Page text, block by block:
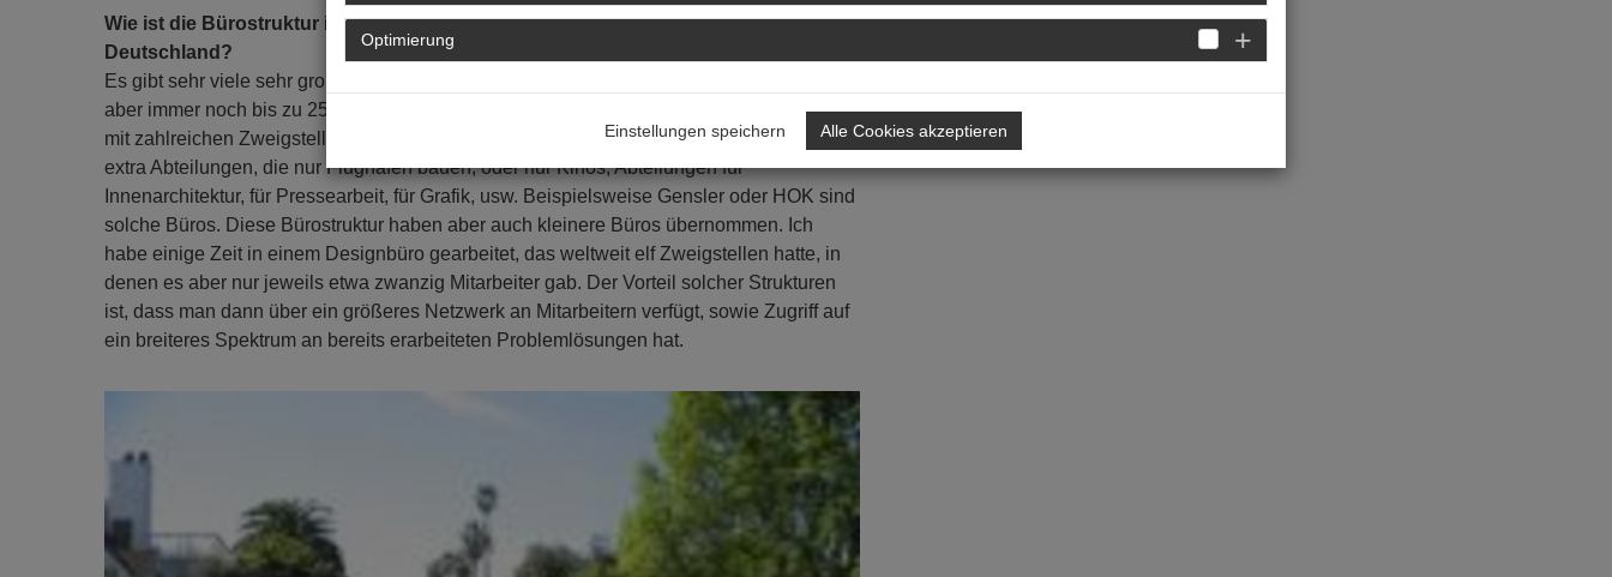
Wie ist die Bürostruktur in den USA, sind die Büros generell größer als in
Deutschland?
Es gibt sehr viele sehr große Büros, es gibt auch viele kleinere. Ein kleineres Büro hat
aber immer noch bis zu 25 Mitarbeiter. Und es gibt viele große, weltweit agierende Büros,
mit zahlreichen Zweigstellen und hunderten Beschäftigten allein in L.A. Die Büros haben
extra Abteilungen, die nur Flughäfen bauen, oder nur Kinos, Abteilungen für
Innenarchitektur, für Pressearbeit, für Grafik, usw. Beispielsweise Gensler oder HOK sind
solche Büros. Diese Bürostruktur haben aber auch kleinere Büros übernommen. Ich
habe einige Zeit in einem Designbüro gearbeitet, das weltweit elf Zweigstellen hatte, in
denen es aber nur jeweils etwa zwanzig Mitarbeiter gab. Der Vorteil solcher Strukturen
ist, dass man dann über ein größeres Netzwerk an Mitarbeitern verfügt, sowie Zugriff auf
ein breiteres Spektrum an bereits erarbeiteten Problemlösungen hat.
Next
Optimierung
Einstellungen speichern Alle Cookies akzeptieren